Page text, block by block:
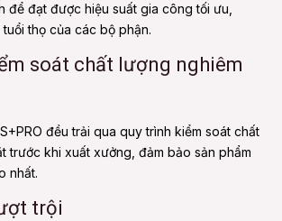
để đạt được hiệu suất gia công tối ưu,
thọ của các bộ phận.
soát chất lượng nghiêm
đều trải qua quy trình kiểm soát chất
trước khi xuất xưởng, đảm bảo sản phẩm
nhất.
trội